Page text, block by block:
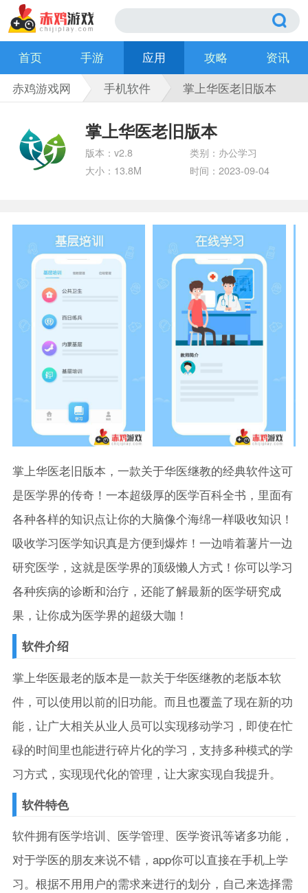
首页 手游 应用 攻略
资讯
赤鸡游戏网
手机软件 掌上华医老旧版本
掌上华医老旧版本
版本：v2.8
类别：办公学习
大小：13.8M
时间：2023-09-04
掌上华医老旧版本，一款关于华医继教的经典软件这可
是医学界的传奇！一本超级厚的医学百科全书，里面有
各种各样的知识点让你的大脑像个海绵一样吸收知识！
吸收学习医学知识真是方便到爆炸！一边啃着薯片一边
研究医学，这就是医学界的顶级懒人方式！你可以学习
各种疾病的诊断和治疗，还能了解最新的医学研究成
果，让你成为医学界的超级大咖！
软件介绍
掌上华医最老的版本是一款关于华医继教的老版本软
件，可以使用以前的旧功能。而且也覆盖了现在新的功
能，让广大相关从业人员可以实现移动学习，即使在忙
碌的时间里也能进行碎片化的学习，支持多种模式的学
习方式，实现现代化的管理，让大家实现自我提升。
软件特色
软件拥有医学培训、医学管理、医学资讯等诸多功能，
对于学医的朋友来说不错，app你可以直接在手机上学
习。根据不用用户的需求来进行的划分，自己来选择需